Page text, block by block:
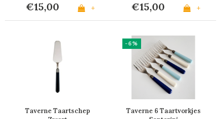
€15,00 + €15,00 +
Taverne Taartschep
-6%
Taverne 6 Taartvorkjes